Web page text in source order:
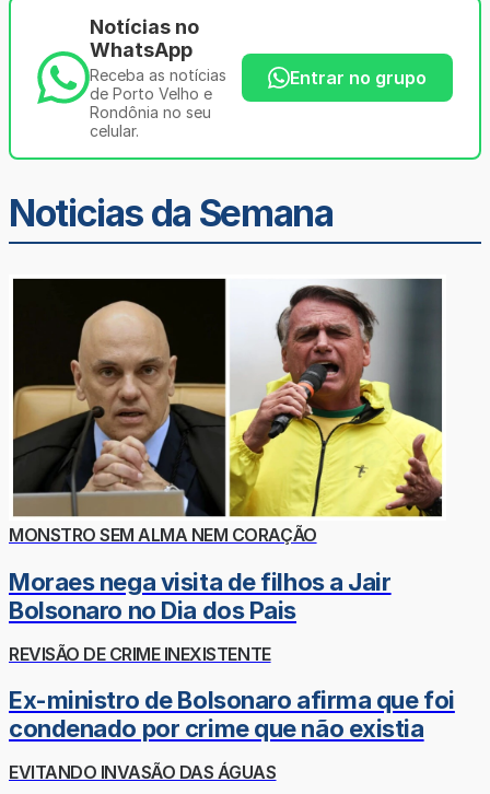
Notícias no
WhatsApp
Receba as notícias
de Porto Velho e
Rondônia no seu
celular.
Entrar no grupo
Noticias da Semana
MONSTRO SEM ALMA NEM CORAÇÃO
Moraes nega visita de filhos a Jair
Bolsonaro no Dia dos Pais
REVISÃO DE CRIME INEXISTENTE
Ex-ministro de Bolsonaro afirma que foi
condenado por crime que não existia
EVITANDO INVASÃO DAS ÁGUAS